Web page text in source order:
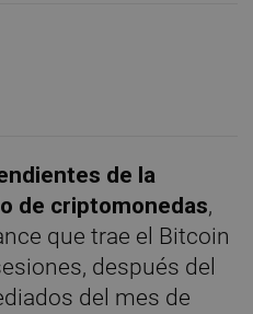
de la
de criptomonedas,
que trae el Bitcoin
después del
del mes de